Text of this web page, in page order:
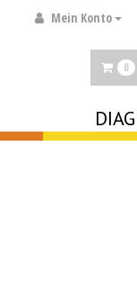
Mein Konto
0